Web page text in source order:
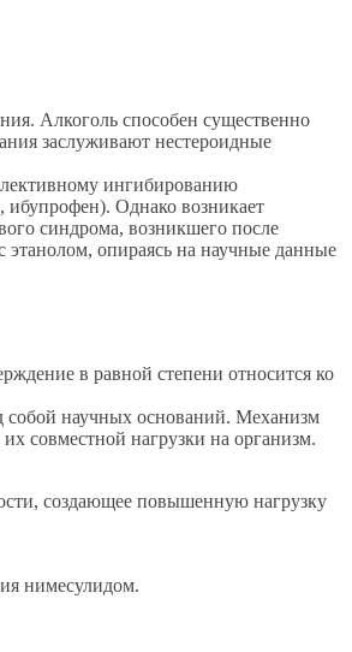
Алкоголь способен существенно
заслуживают нестероидные
ингибированию
Однако возникает
синдрома, возникшего после
этанолом, опираясь на научные данные
в равной степени относится ко
собой научных оснований. Механизм
совместной нагрузки на организм.
создающее повышенную нагрузку
нимесулидом.